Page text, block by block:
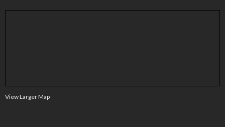
View Larger Map